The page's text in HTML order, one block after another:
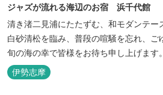
ジャズが流れる海辺のお宿 浜千代館
清き渚二見浦にたたずむ、和モダンテー
白砂清松を臨み、普段の喧騒を忘れ、ご
旬の海の幸で皆様をお待ち申し上げます。
伊勢志摩